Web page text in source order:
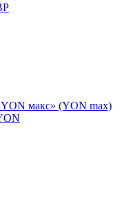
макс» (YON max)